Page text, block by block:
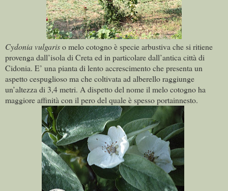
Cydonia vulgariso melo cotogno è specie arbustiva che si ritiene
provenga dall’isola di Creta ed in particolare dall’antica città di
Cidonia. E’ una pianta di lento accrescimento che presenta un
aspetto cespuglioso ma che coltivata ad alberello raggiunge
un’altezza di 3,4 metri. A dispetto del nome il melo cotogno ha
maggiore affinità con il pero del quale è spesso portainnesto.